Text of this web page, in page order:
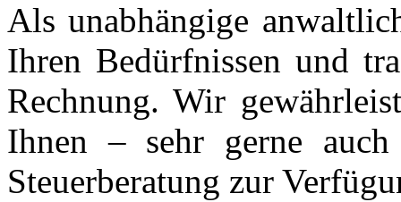
Als unabhängige
Ihren Bedürfnissen und
Rechnung. Wir
Ihnen – sehr gerne
Steuerberatung zur